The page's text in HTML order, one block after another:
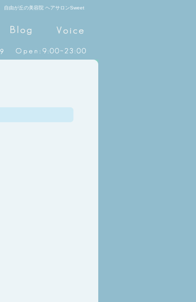
自由が丘の美容院 ヘアサロンSweet